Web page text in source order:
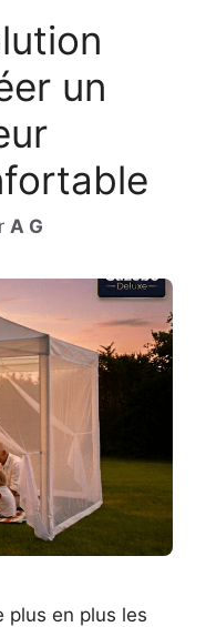
un
A G
plus en plus les